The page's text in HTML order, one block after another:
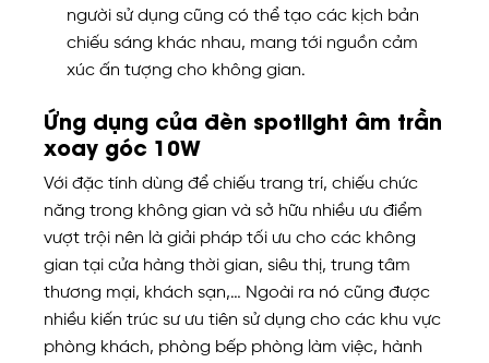
người sử dụng cũng có thể tạo các kịch bản
chiếu sáng khác nhau, mang tới nguồn cảm
xúc ấn tượng cho không gian.
Ứng dụng của đèn spotlight âm trần
xoay góc 10W
Với đặc tính dùng để chiếu trang trí, chiếu chức
năng trong không gian và sở hữu nhiều ưu điểm
vượt trội nên là giải pháp tối ưu cho các không
gian tại cửa hàng thời gian, siêu thị, trung tâm
thương mại, khách sạn,… Ngoài ra nó cũng được
nhiều kiến trúc sư ưu tiên sử dụng cho các khu vực
phòng khách, phòng bếp phòng làm việc, hành